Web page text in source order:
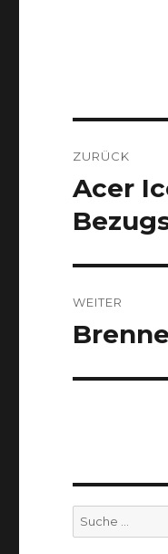
ZURÜCK
Vorheriger
Beitrag:
Acer
WEITER
Nächster
Suche
nach: